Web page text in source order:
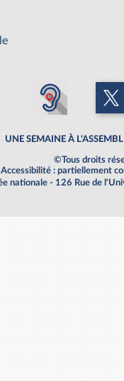
UNE SEMAINE À
©Tous droits
Accessibilité : partiellement
nationale - 126 Rue de